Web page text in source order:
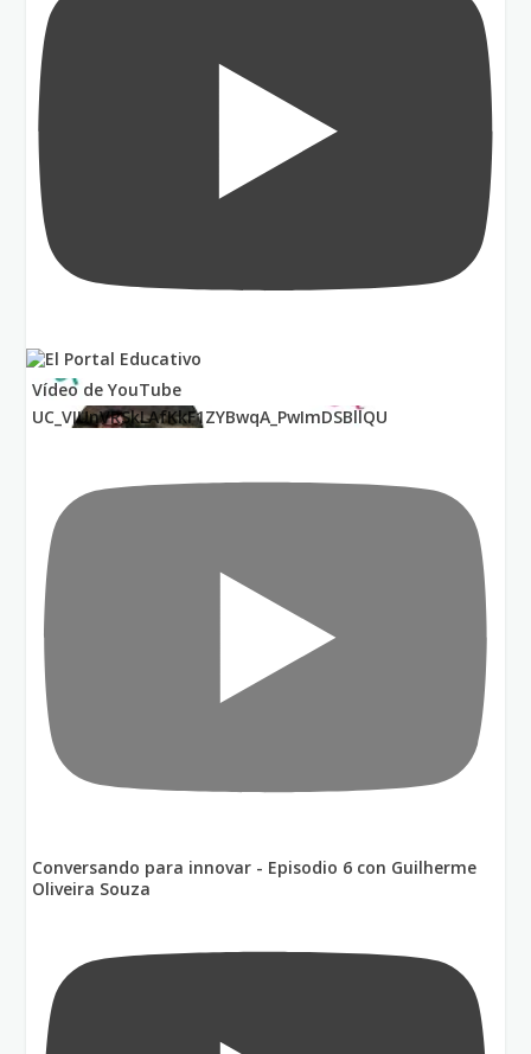
Vídeo de YouTube
UC_VIUnVRSkLAfKkF1ZYBwqA_PwImDSBllQU
Conversando para innovar - Episodio 6 con Guilherme
Oliveira Souza